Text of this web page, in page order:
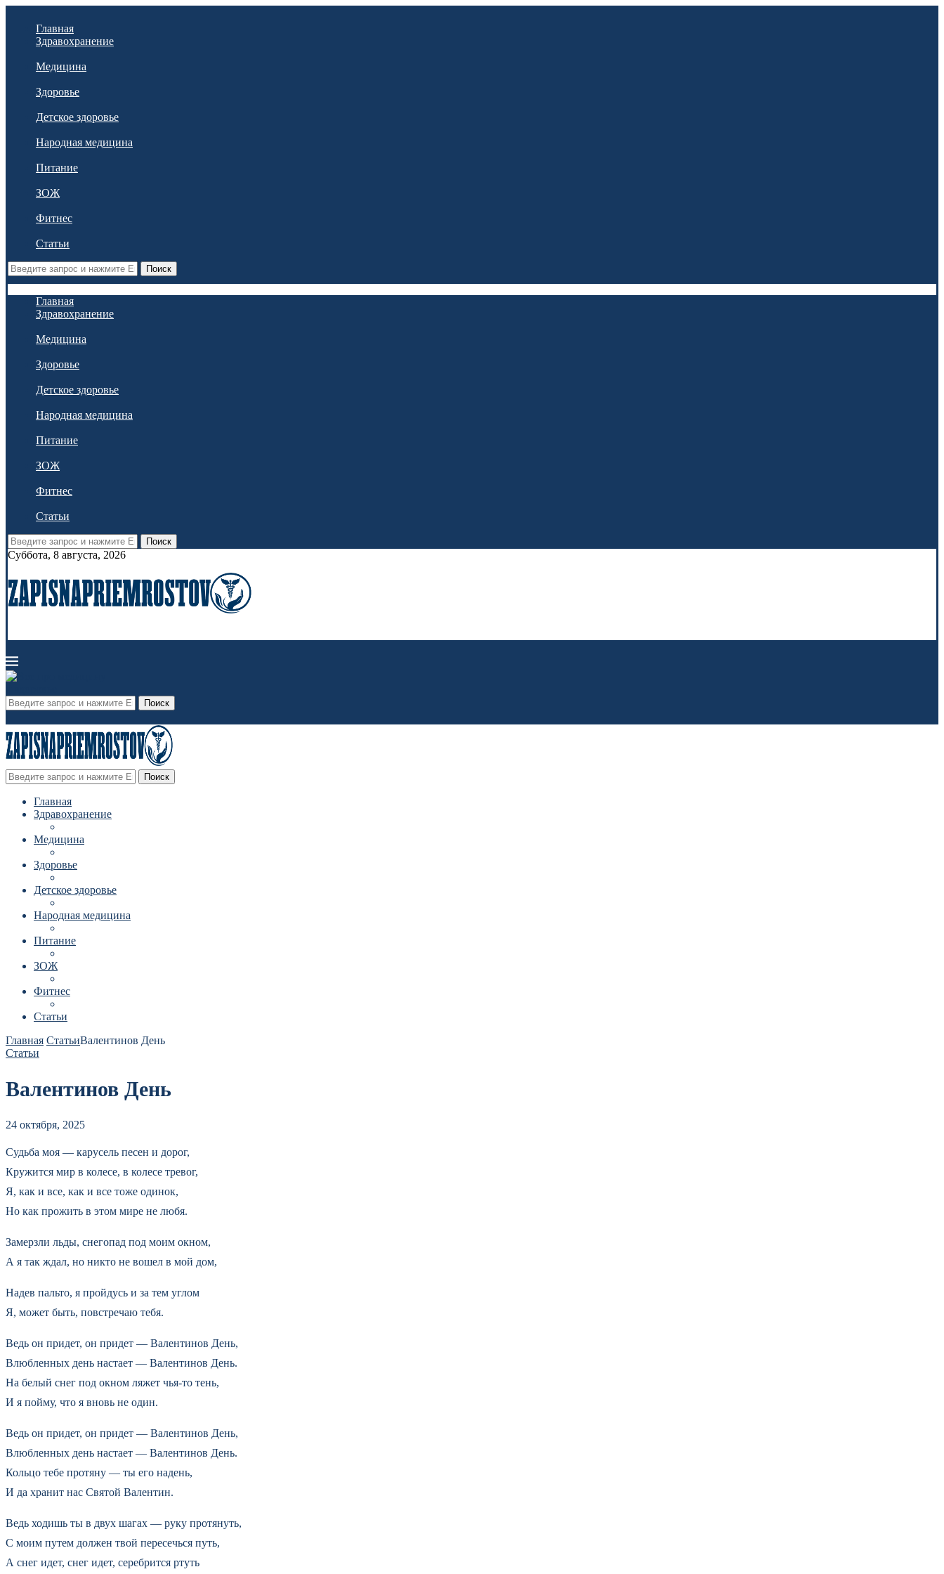
Главная
Здравохранение
Медицина
Здоровье
Детское здоровье
Народная медицина
Питание
ЗОЖ
Фитнес
Статьи
Поиск
Главная
Здравохранение
Медицина
Здоровье
Детское здоровье
Народная медицина
Питание
ЗОЖ
Фитнес
Статьи
Поиск
Суббота, 8 августа, 2026
Поиск
Поиск
Главная
Здравохранение
Медицина
Здоровье
Детское здоровье
Народная медицина
Питание
ЗОЖ
Фитнес
Статьи
Главная СтатьиВалентинов День
Статьи
Валентинов День
24 октября, 2025
Судьба моя — карусель песен и дорог,
Кружится мир в колесе, в колесе тревог,
Я, как и все, как и все тоже одинок,
Но как прожить в этом мире не любя.
Замерзли льды, снегопад под моим окном,
А я так ждал, но никто не вошел в мой дом,
Надев пальто, я пройдусь и за тем углом
Я, может быть, повстречаю тебя.
Ведь он придет, он придет — Валентинов День,
Влюбленных день настает — Валентинов День.
На белый снег под окном ляжет чья-то тень,
И я пойму, что я вновь не один.
Ведь он придет, он придет — Валентинов День,
Влюбленных день настает — Валентинов День.
Кольцо тебе протяну — ты его надень,
И да хранит нас Святой Валентин.
Ведь ходишь ты в двух шагах — руку протянуть,
С моим путем должен твой пересечься путь,
А снег идет, снег идет, серебрится ртуть